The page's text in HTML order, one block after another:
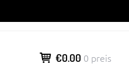
€0.00 0 preis